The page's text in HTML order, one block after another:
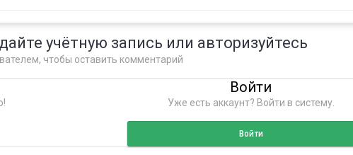
учётную запись или авторизуйтесь
чтобы оставить комментарий
Войти
Уже есть аккаунт? Войти в систему.
Войти